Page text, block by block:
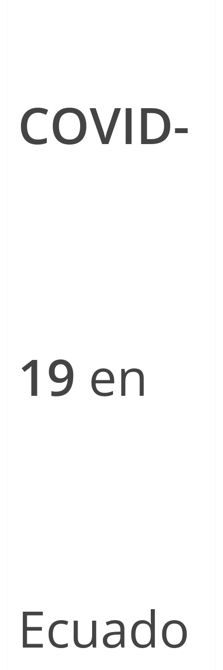
COVID-
19 en
Ecuado